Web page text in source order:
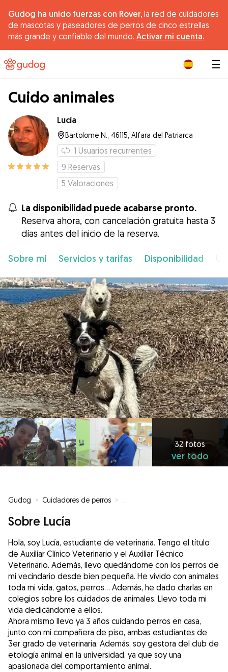
Gudog ha unido fuerzas con Rover, la red de cuidadores
de mascotas y paseadores de perros de cinco estrellas
más grande y confiable del mundo. Activar mi cuenta.
Cuido animales
Lucía
Bartolome N., 46115, Alfara del Patriarca
1 Usuarios recurrentes
9 Reservas
5 Valoraciones
La disponibilidad puede acabarse pronto.
Reserva ahora, con cancelación gratuita hasta 3
días antes del inicio de la reserva.
Sobre mí Servicios y tarifas Disponibilidad
32 fotos
ver todo
Gudog » Cuidadores de perros »
Sobre Lucía
Hola, soy Lucía, estudiante de veterinaria. Tengo el título
de Auxiliar Clínico Veterinario y el Auxiliar Técnico
Veterinario. Además, llevo quedándome con los perros de
mi vecindario desde bien pequeña. He vivido con animales
toda mi vida, gatos, perros... Además, he dado charlas en
colegios sobre los cuidados de animales. Llevo toda mi
vida dedicándome a ellos.
Ahora mismo llevo ya 3 años cuidando perros en casa,
junto con mi compañera de piso, ambas estudiantes de
3er grado de veterinaria. Además, soy gestora del club de
etología animal en la universidad, ya que soy una
apasionada del comportamiento animal.